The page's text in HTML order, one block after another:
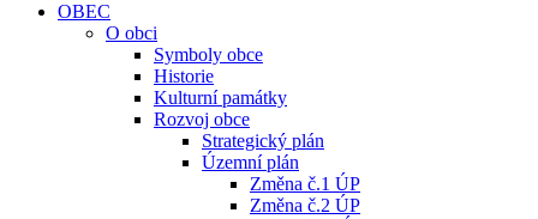
OBEC
O obci
Symboly obce
Historie
Kulturní památky
Rozvoj obce
Strategický plán
Územní plán
Změna č.1 ÚP
Změna č.2 ÚP